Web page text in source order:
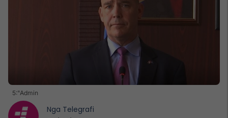
5:"Admin
Nga Telegrafi